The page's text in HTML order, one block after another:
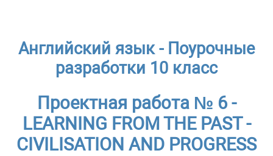
Английский язык - Поурочные
разработки 10 класс
Проектная работа № 6 -
LEARNING FROM THE PAST -
CIVILISATION AND PROGRESS